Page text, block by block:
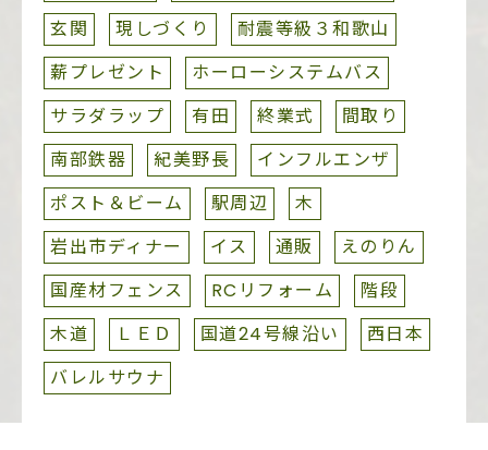
玄関
現しづくり
耐震等級３和歌山
薪プレゼント
ホーローシステムバス
サラダラップ
有田 終業式
間取り
南部鉄器
紀美野長
インフルエンザ
ポスト＆ビーム
駅周辺
木
岩出市ディナー
イス 通販
えのりん
国産材フェンス
RCリフォーム
階段
木道
ＬＥＤ 国道24号線沿い
西日本
バレルサウナ